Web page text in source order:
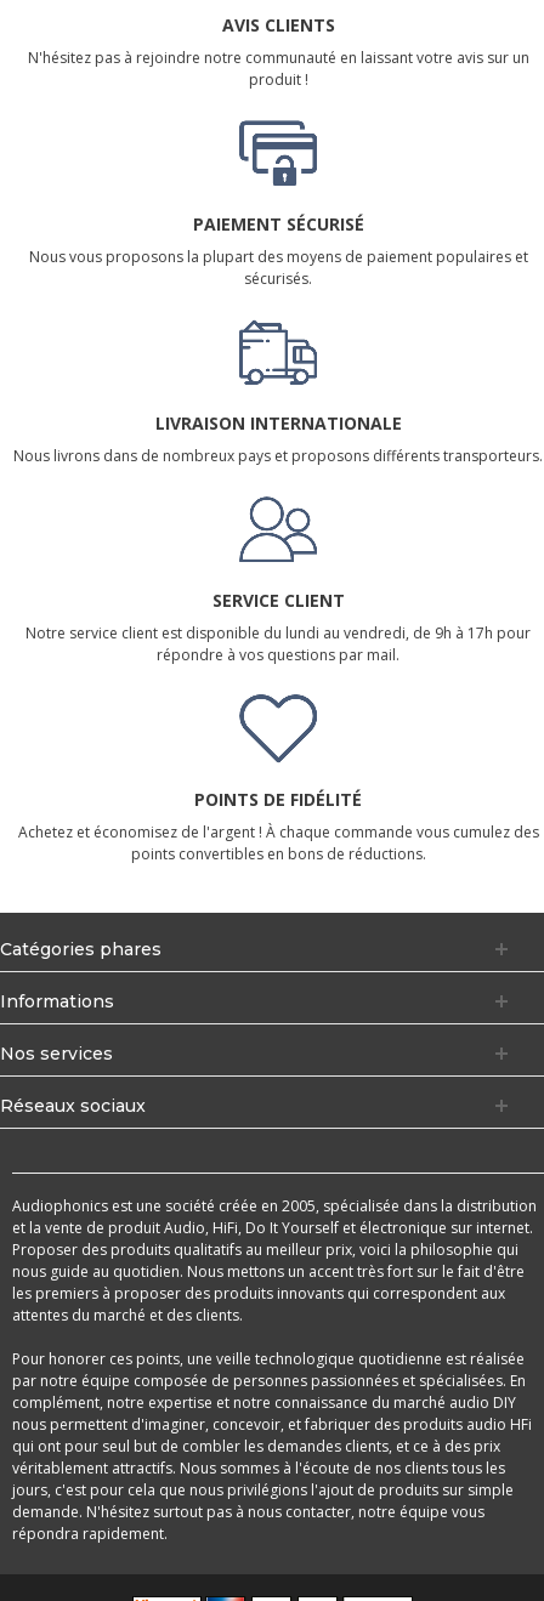
AVIS CLIENTS
N'hésitez pas à rejoindre notre communauté en laissant votre avis sur un
produit !
PAIEMENT SÉCURISÉ
Nous vous proposons la plupart des moyens de paiement populaires et
sécurisés.
LIVRAISON INTERNATIONALE
Nous livrons dans de nombreux pays et proposons différents transporteurs.
SERVICE CLIENT
Notre service client est disponible du lundi au vendredi, de 9h à 17h pour
répondre à vos questions par mail.
POINTS DE FIDÉLITÉ
Achetez et économisez de l'argent ! À chaque commande vous cumulez des
points convertibles en bons de réductions.
Catégories phares
Informations
Nos services
Réseaux sociaux
Audiophonics est une société créée en 2005, spécialisée dans la distribution
et la vente de produit Audio, HiFi, Do It Yourself et électronique sur internet.
Proposer des produits qualitatifs au meilleur prix, voici la philosophie qui
nous guide au quotidien. Nous mettons un accent très fort sur le fait d'être
les premiers à proposer des produits innovants qui correspondent aux
attentes du marché et des clients.
Pour honorer ces points, une veille technologique quotidienne est réalisée
par notre équipe composée de personnes passionnées et spécialisées. En
complément, notre expertise et notre connaissance du marché audio DIY
nous permettent d'imaginer, concevoir, et fabriquer des produits audio HFi
qui ont pour seul but de combler les demandes clients, et ce à des prix
véritablement attractifs. Nous sommes à l'écoute de nos clients tous les
jours, c'est pour cela que nous privilégions l'ajout de produits sur simple
demande. N'hésitez surtout pas à nous contacter, notre équipe vous
répondra rapidement.